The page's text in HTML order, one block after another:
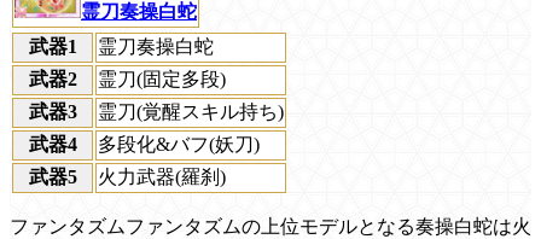
霊刀奏操白蛇
武器1
霊刀奏操白蛇
武器2
霊刀(固定多段)
武器3
霊刀(覚醒スキル持ち)
武器4
多段化&バフ(妖刀)
武器5
火力武器(羅刹)
ファンタズムファンタズムの上位モデルとなる奏操白蛇は火